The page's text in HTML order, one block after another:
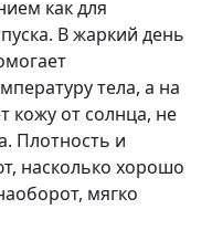
как для
В жаркий день
тела, а на
от солнца, не
Плотность и
насколько хорошо
мягко